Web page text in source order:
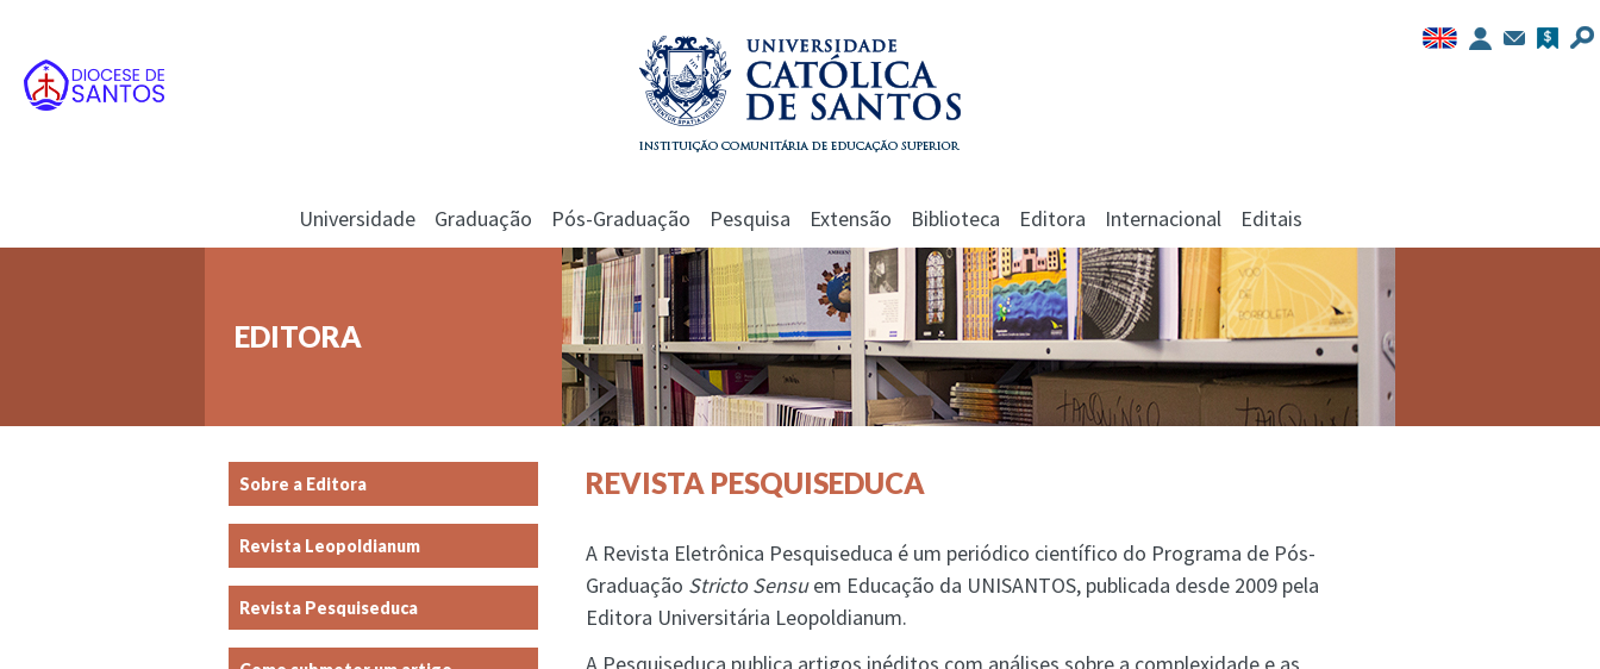
Universidade Graduação Pós-Graduação Pesquisa Extensão Biblioteca Editora Internacional Editais
EDITORA
REVISTA PESQUISEDUCA
A Revista Eletrônica Pesquiseduca é um periódico científico do Programa de Pós-
Graduação Stricto Sensuem Educação da UNISANTOS, publicada desde 2009 pela
Editora Universitária Leopoldianum.
Sobre a Editora
Revista Leopoldianum
Revista Pesquiseduca